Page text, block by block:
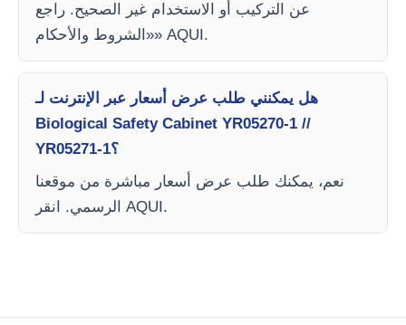
عن التركيب أو الاستخدام غير الصحيح. راجع
«الشروط والأحكام» AQUI.
هل يمكنني طلب عرض أسعار عبر الإنترنت لـ
Biological Safety Cabinet YR05270-1 //
YR05271-1؟
نعم، يمكنك طلب عرض أسعار مباشرة من موقعنا
الرسمي. انقر AQUI.